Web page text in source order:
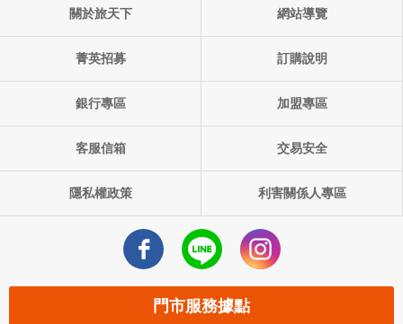
單團產品代碼:
出發日期: ()
關於旅天下 網站導覽
菁英招募 訂購說明
銀行專區 加盟專區
客服信箱 交易安全
隱私權政策 利害關係人專區
門市服務據點